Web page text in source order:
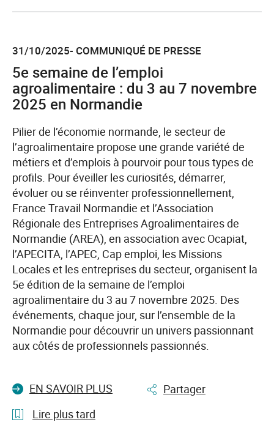
d’entreprise
l'article
pour
l’Emploi
des
Personnes
(SEEPH),
du
17
au
23
novembre
2025
31/10/2025- COMMUNIQUÉ DE PRESSE
5e semaine de l’emploi
agroalimentaire : du 3 au 7 novembre
2025 en Normandie
Pilier de l’économie normande, le secteur de
l’agroalimentaire propose une grande variété de
métiers et d’emplois à pourvoir pour tous types de
profils. Pour éveiller les curiosités, démarrer,
évoluer ou se réinventer professionnellement,
France Travail Normandie et l’Association
Régionale des Entreprises Agroalimentaires de
Normandie (AREA), en association avec Ocapiat,
l’APECITA, l’APEC, Cap emploi, les Missions
Locales et les entreprises du secteur, organisent la
5e édition de la semaine de l’emploi
agroalimentaire du 3 au 7 novembre 2025. Des
événements, chaque jour, sur l’ensemble de la
Normandie pour découvrir un univers passionnant
aux côtés de professionnels passionnés.
EN SAVOIR PLUS
Partager
Lire plus tard
l'article